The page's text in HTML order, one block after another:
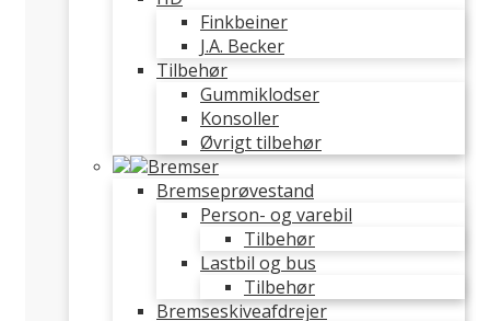
Finkbeiner
J.A. Becker
Tilbehør
Gummiklodser
Konsoller
Øvrigt tilbehør
Bremser
Bremseprøvestand
Person- og varebil
Tilbehør
Lastbil og bus
Tilbehør
Bremseskiveafdrejer